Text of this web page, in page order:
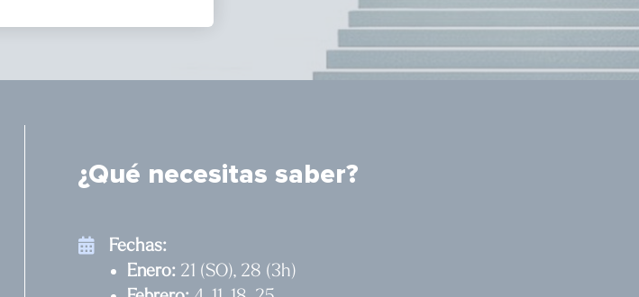
¿Qué necesitas saber?
Fechas:
Enero: 21 (SO), 28 (3h)